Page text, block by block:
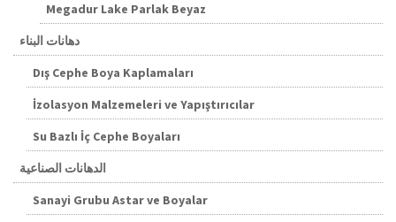
Megadur Lake Parlak Beyaz
دهانات البناء
Dış Cephe Boya Kaplamaları
İzolasyon Malzemeleri ve Yapıştırıcılar
Su Bazlı İç Cephe Boyaları
الدهانات الصناعية
Sanayi Grubu Astar ve Boyalar